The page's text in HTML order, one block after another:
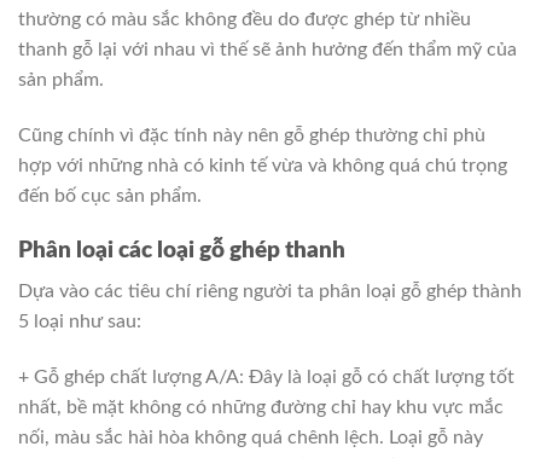
thường có màu sắc không đều do được ghép từ nhiều
thanh gỗ lại với nhau vì thế sẽ ảnh hưởng đến thẩm mỹ của
sản phẩm.
Cũng chính vì đặc tính này nên gỗ ghép thường chỉ phù
hợp với những nhà có kinh tế vừa và không quá chú trọng
đến bố cục sản phẩm.
Phân loại các loại gỗ ghép thanh
Dựa vào các tiêu chí riêng người ta phân loại gỗ ghép thành
5 loại như sau:
+ Gỗ ghép chất lượng A/A: Đây là loại gỗ có chất lượng tốt
nhất, bề mặt không có những đường chỉ hay khu vực mắc
nối, màu sắc hài hòa không quá chênh lệch. Loại gỗ này